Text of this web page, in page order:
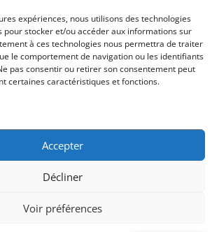
expériences, nous utilisons des technologies
pour stocker et/ou accéder aux informations sur
à ces technologies nous permettra de traiter
le comportement de navigation ou les identifiants
pas consentir ou retirer son consentement peut
certaines caractéristiques et fonctions.
Accepter
Décliner
Voir préférences